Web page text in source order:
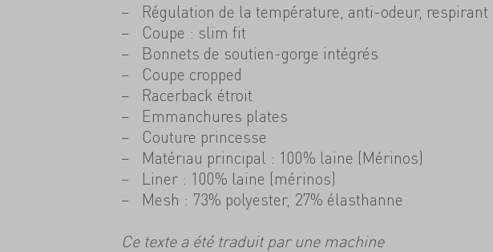
Régulation de la température, anti-odeur, respirant
Coupe : slim fit
Bonnets de soutien-gorge intégrés
Coupe cropped
Racerback étroit
Emmanchures plates
Couture princesse
Matériau principal : 100% laine (Mérinos)
Liner : 100% laine (mérinos)
Mesh : 73% polyester, 27% élasthanne
Ce texte a été traduit par une machine